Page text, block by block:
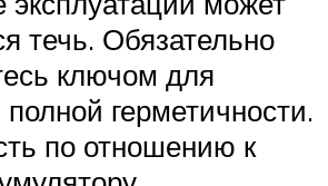
течь. Обязательно
ключом для
полной герметичности.
по отношению к